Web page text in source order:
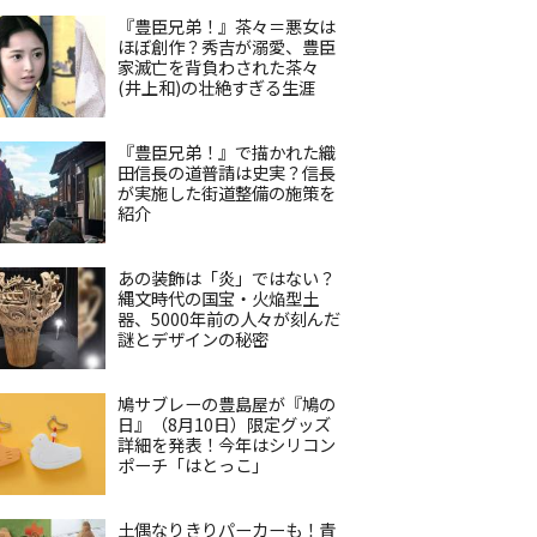
『豊臣兄弟！』茶々＝悪女は
ほぼ創作？秀吉が溺愛、豊臣
家滅亡を背負わされた茶々
(井上和)の壮絶すぎる生涯
『豊臣兄弟！』で描かれた織
田信長の道普請は史実？信長
が実施した街道整備の施策を
紹介
あの装飾は「炎」ではない？
縄文時代の国宝・火焔型土
器、5000年前の人々が刻んだ
謎とデザインの秘密
鳩サブレーの豊島屋が『鳩の
日』（8月10日）限定グッズ
詳細を発表！今年はシリコン
ポーチ「はとっこ」
土偶なりきりパーカーも！青